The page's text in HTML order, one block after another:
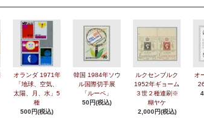
オランダ 1971年
「地球、空気、
太陽、月、水」5
種
500円(税込)
韓国 1984年ソウ
ル国際切手展
「ルーペ」
50円(税込)
ルクセンブルク
1952年ギョーム
３世２種連刷※
糊ヤケ
2,000円(税込)
オ